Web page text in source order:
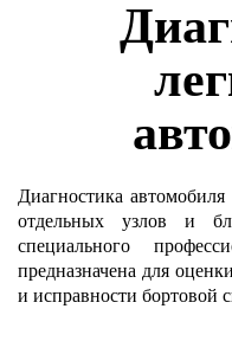
Диагностика автомобиля
отдельных узлов и
специального
предназначена для
и исправности бортовой